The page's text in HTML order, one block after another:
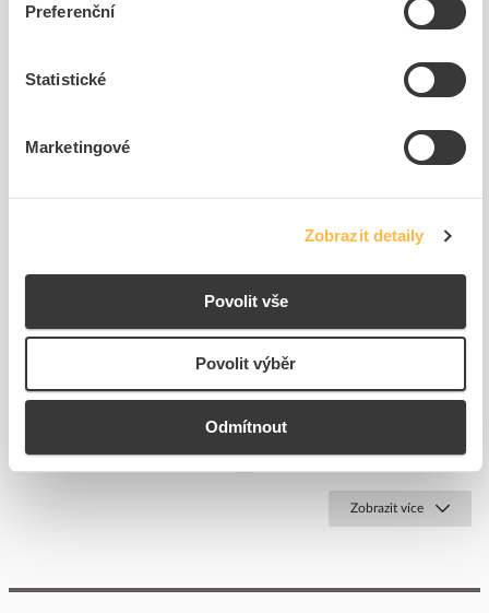
Preferenční
Statistické
Marketingové
Zobrazit detaily
Povolit vše
Povolit výběr
Odmítnout
EATON Bočnice BPZ-MSW-
20/SNAP rámu (1KS=1PÁR)
košíku
EATON Příchytka BEL12
upevňovací izolační
113,16 Kč/Pár
košíku
Zobrazit více